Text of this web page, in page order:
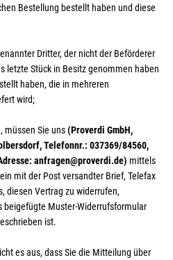
Bestellung bestellt haben und diese
Dritter, der nicht der Beförderer
letzte Stück in Besitz genommen haben
haben, die in mehreren
wird;
müssen Sie uns(Proverdi GmbH,
Telefonnr.: 037369/84560,
anfragen@proverdi.de) mittels
mit der Post versandter Brief, Telefax
diesen Vertrag zu widerrufen,
beigefügte Muster-Widerrufsformular
ist.
es aus, dass Sie die Mitteilung über